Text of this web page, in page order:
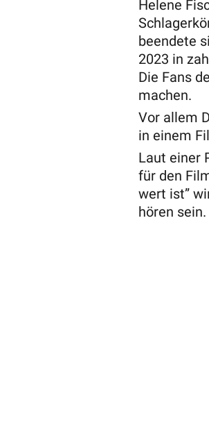
Helene
beendete
2023 in
Die Fans
machen.
Vor allem
in einem
Laut einer
für den
wert ist”
hören sein.